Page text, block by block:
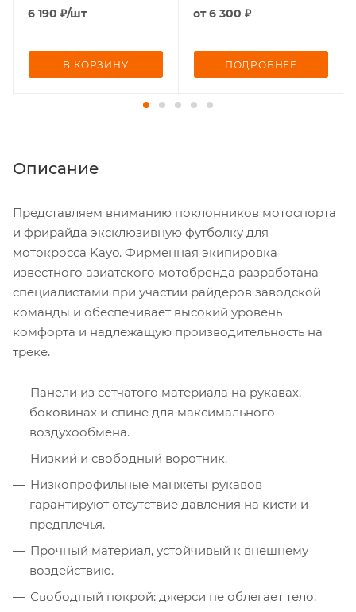
6 190 ₽/шт
В КОРЗИНУ
от6 300 ₽
ПОДРОБНЕЕ
Описание
Представляем вниманию поклонников мотоспорта
и фрирайда эксклюзивную футболку для
мотокросса Kayo. Фирменная экипировка
известного азиатского мотобренда разработана
специалистами при участии райдеров заводской
команды и обеспечивает высокий уровень
комфорта и надлежащую производительность на
треке.
Панели из сетчатого материала на рукавах,
боковинах и спине для максимального
воздухообмена.
Низкий и свободный воротник.
Низкопрофильные манжеты рукавов
гарантируют отсутствие давления на кисти и
предплечья.
Прочный материал, устойчивый к внешнему
воздействию.
Свободный покрой: джерси не облегает тело.